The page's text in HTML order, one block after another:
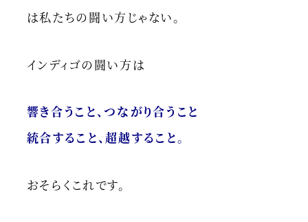
は私たちの闘い方じゃない。
インディゴの闘い方は
響き合うこと、つながり合うこと
統合すること、超越すること。
おそらくこれです。